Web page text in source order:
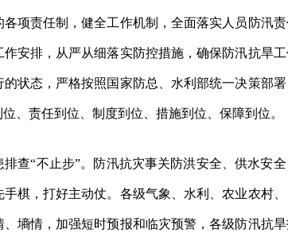
项责任制，健全工作机制，全面落实人员防汛
安排，从严从细落实防控措施，确保防汛抗旱
状态，严格按照国家防总、水利部统一决策部
、责任到位、制度到位、措施到位、保障到位。
查“不止步”。防汛抗灾事关防洪安全、供水安
棋，打好主动仗。各级气象、水利、农业农村
墒情，加强短时预报和临灾预警，各级防汛抗